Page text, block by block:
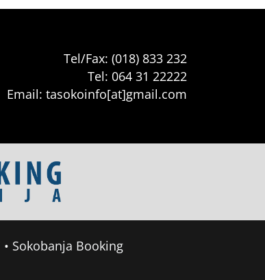
Tel/Fax: (018) 833 232
Tel: 064 31 22222
Email: tasokoinfo[at]gmail.com
• Sokobanja Booking